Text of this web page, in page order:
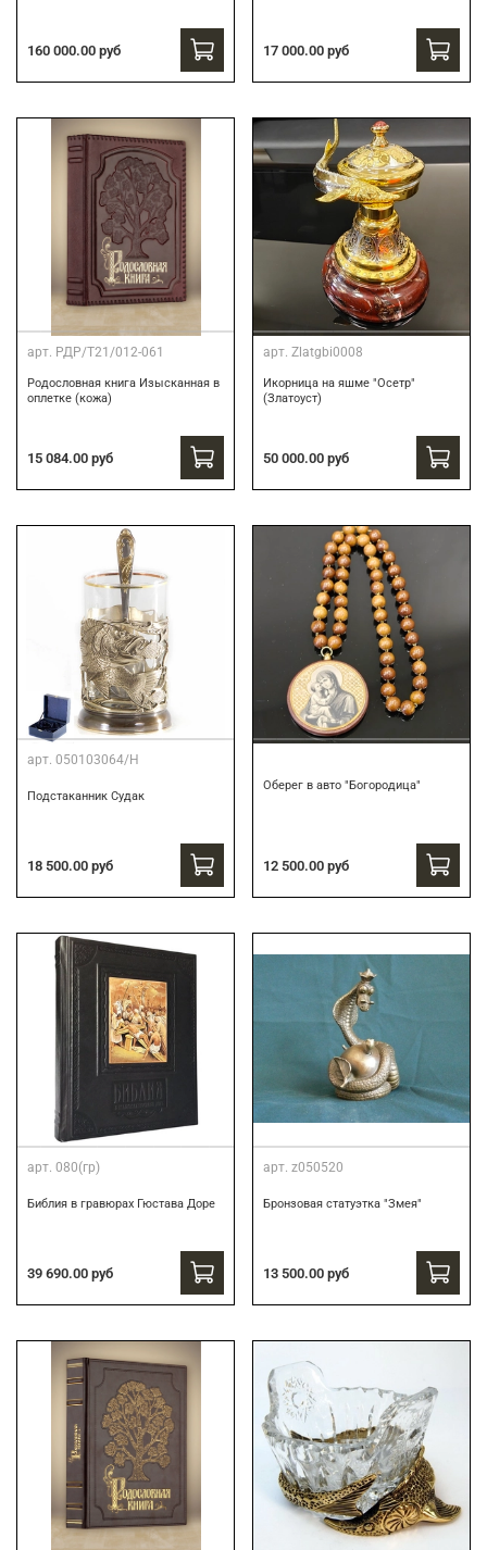
160 000.00 руб 17 000.00 руб
арт. РДР/Т21/012-061
Родословная книга Изысканная в
оплетке (кожа)
15 084.00 руб
арт. Zlatgbi0008
Икорница на яшме "Осетр"
(Златоуст)
50 000.00 руб
арт. 050103064/Н
Подстаканник Судак
18 500.00 руб
Оберег в авто "Богородица"
12 500.00 руб
арт. 080(гр)
Библия в гравюрах Гюстава Доре
39 690.00 руб
арт. z050520
Бронзовая статуэтка "Змея"
13 500.00 руб